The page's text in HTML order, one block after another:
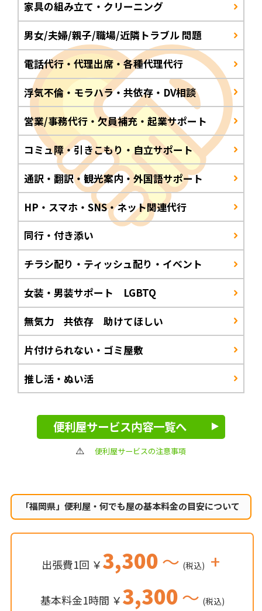
家具の組み立て・クリーニング
男女/夫婦/親子/職場/近隣トラブル 問題
電話代行・代理出席・各種代理代行
浮気不倫・モラハラ・共依存・DV相談
営業/事務代行・欠員補充・起業サポート
コミュ障・引きこもり・自立サポート
通訳・翻訳・観光案内・外国語サポート
HP・スマホ・SNS・ネット関連代行
同行・付き添い
チラシ配り・ティッシュ配り・イベント
女装・男装サポート LGBTQ
無気力 共依存 助けてほしい
片付けられない・ゴミ屋敷
推し活・ぬい活
便利屋サービス内容一覧へ
便利屋サービスの注意事項
「福岡県」便利屋・何でも屋の基本料金の目安について
出張費1回 ￥3,300～ (税込) +
基本料金1時間 ￥3,300～ (税込)